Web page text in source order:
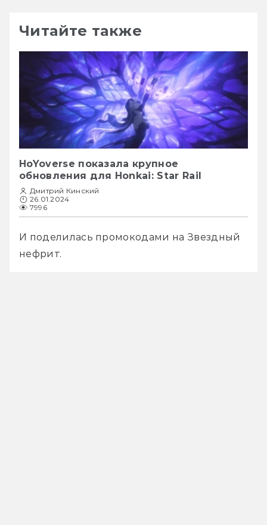
Читайте также
HoYoverse показала крупное
обновления для Honkai: Star Rail
Дмитрий Кинский
26.01.2024
7996
И поделилась промокодами на Звездный
нефрит.